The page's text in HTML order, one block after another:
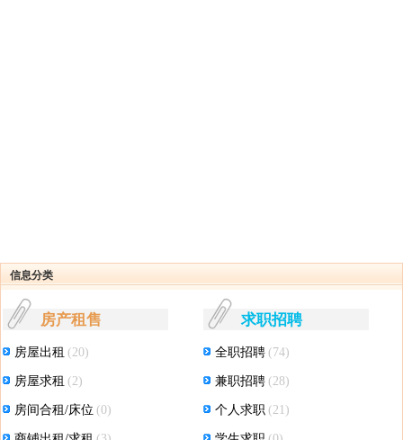
信息分类
房产租售
房屋出租 (20)
房屋求租 (2)
房间合租/床位 (0)
求职招聘
全职招聘 (74)
兼职招聘 (28)
个人求职 (21)